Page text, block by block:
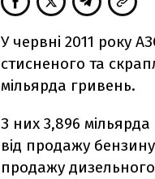
У червні 2011 року
стисненого та
мільярда гривень.
З них 3,896
від продажу
продажу